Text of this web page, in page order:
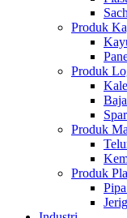
Produk
Produk
Produk
Produk